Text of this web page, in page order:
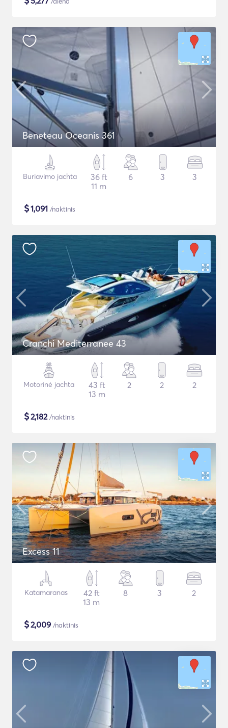
Beneteau Oceanis 361
Buriavimo jachta
36 ft
11 m
6 3 3
$1,091 /naktinis
Cranchi Mediterranee 43
Motorinė jachta
43 ft
13 m
2 2 2
$2,182/naktinis
Excess 11
Katamaranas
42 ft
13 m
8 3 2
$2,009 /naktinis